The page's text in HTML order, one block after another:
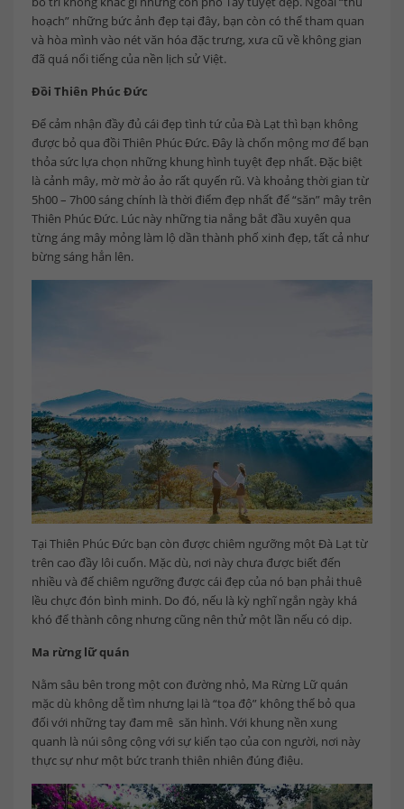
hoạch” những bức ảnh đẹp tại đây, bạn còn có thể tham quan
và hòa mình vào nét văn hóa đặc trưng, xưa cũ về không gian
đã quá nổi tiếng của nền lịch sử Việt.
Đồi Thiên Phúc Đức
Để cảm nhận đầy đủ cái đẹp tình tứ của Đà Lạt thì bạn không
được bỏ qua đồi Thiên Phúc Đức. Đây là chốn mộng mơ để bạn
thỏa sức lựa chọn những khung hình tuyệt đẹp nhất. Đặc biệt
là cảnh mây, mờ mờ ảo ảo rất quyến rũ. Và khoảng thời gian từ
5h00 – 7h00 sáng chính là thời điểm đẹp nhất để “săn” mây trên
Thiên Phúc Đức. Lúc này những tia nắng bắt đầu xuyên qua
từng áng mây mỏng làm lộ dần thành phố xinh đẹp, tất cả như
bừng sáng hẳn lên.
Tại Thiên Phúc Đức bạn còn được chiêm ngưỡng một Đà Lạt từ
trên cao đầy lôi cuốn. Mặc dù, nơi này chưa được biết đến
nhiều và để chiêm ngưỡng được cái đẹp của nó bạn phải thuê
lều chực đón bình minh. Do đó, nếu là kỳ nghĩ ngắn ngày khá
khó để thành công nhưng cũng nên thử một lần nếu có dịp.
Ma rừng lữ quán
Nằm sâu bên trong một con đường nhỏ, Ma Rừng Lữ quán
mặc dù không dễ tìm nhưng lại là “tọa độ” không thể bỏ qua
đối với những tay đam mê săn hình. Với khung nền xung
quanh là núi sông cộng với sự kiến tạo của con người, nơi này
thực sự như một bức tranh thiên nhiên đúng điệu.